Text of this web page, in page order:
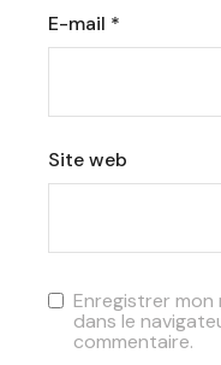
E-mail *
Site web
Enregistrer mon
dans le
commentaire.